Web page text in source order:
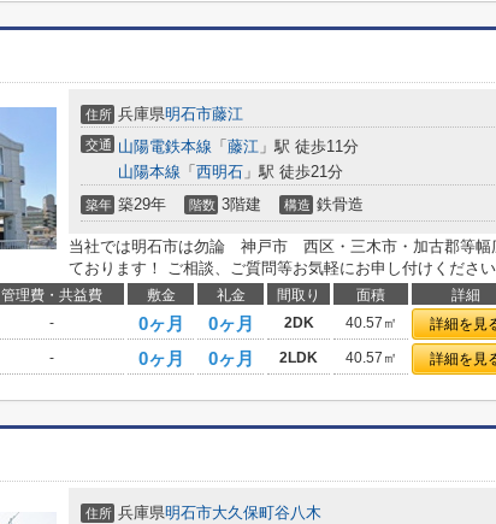
住所 兵庫県明石市藤江
交通 山陽電鉄本線 「 藤江 」駅 徒歩11分
山陽本線 「 西明石 」駅 徒歩21分
築年 築29年 階数 3階建 構造 鉄骨造
当社では明石市は勿論 神戸市 西区・三木市・加古郡等幅
ております！ ご相談、ご質問等お気軽にお申し付けください
管理費・共益費 敷金 礼金 間取り 面積 詳細
- 0ヶ月 0ヶ月 2DK 40.57㎡ 詳細を見
- 0ヶ月 0ヶ月 2LDK 40.57㎡ 詳細を見
住所 兵庫県明石市大久保町谷八木